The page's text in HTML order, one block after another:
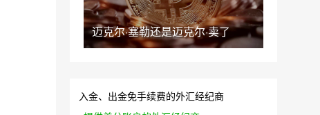
迈克尔·塞勒还是迈克尔·卖了
入金、出金免手续费的外汇经纪商